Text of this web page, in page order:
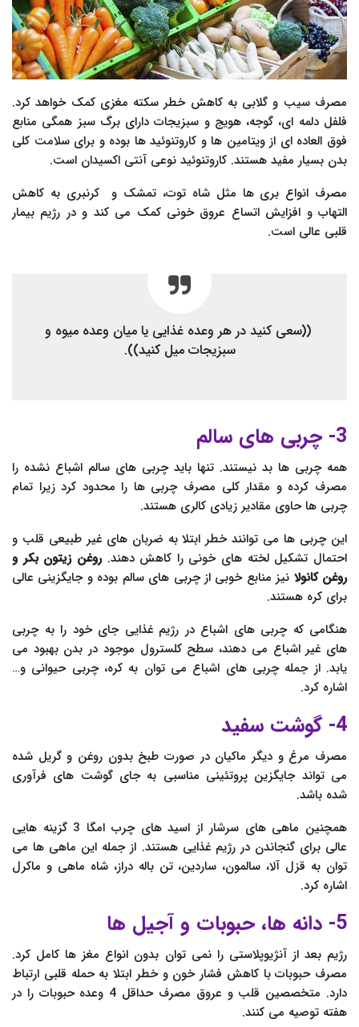
مصرف سیب و گلابی به کاهش خطر سکته مغزی کمک خواهد کرد.
فلفل دلمه ای، گوجه، هویج و سبزیجات دارای برگ سبز همگی منابع
فوق العاده ای از ویتامین ها و کاروتنوئید ها بوده و برای سلامت کلی
بدن بسیار مفید هستند. کاروتنوئید نوعی آنتی اکسیدان است.
مصرف انواع بری ها مثل شاه توت، تمشک و کرنبری به کاهش
التهاب و افزایش اتساع عروق خونی کمک می کند و در رژیم بیمار
قلبی عالی است.
((سعی کنید در هر وعده غذایی یا میان وعده میوه و
سبزیجات میل کنید)).
3- چربی های سالم
همه چربی ها بد نیستند. تنها باید چربی های سالم اشباع نشده را
مصرف کرده و مقدار کلی مصرف چربی ها را محدود کرد زیرا تمام
چربی ها حاوی مقادیر زیادی کالری هستند.
این چربی ها می توانند خطر ابتلا به ضربان های غیر طبیعی قلب و
احتمال تشکیل لخته های خونی را کاهش دهند.روغن زیتون بکر و
روغن کانولا نیز منابع خوبی از چربی های سالم بوده و جایگزینی عالی
برای کره هستند.
هنگامی که چربی های اشباع در رژیم غذایی جای خود را به چربی
های غیر اشباع می دهند، سطح کلسترول موجود در بدن بهبود می
یابد. از جمله چربی های اشباع می توان به کره، چربی حیوانی و…
اشاره کرد.
4- گوشت سفید
مصرف مرغ و دیگر ماکیان در صورت طبخ بدون روغن و گریل شده
می تواند جایگزین پروتئینی مناسبی به جای گوشت های فرآوری
شده باشد.
همچنین ماهی های سرشار از اسید های چرب امگا 3 گزینه هایی
عالی برای گنجاندن در رژیم غذایی هستند. از جمله این ماهی ها می
توان به قزل آلا، سالمون، ساردین، تن باله دراز، شاه ماهی و ماکرل
اشاره کرد.
5- دانه ها، حبوبات و آجیل ها
رژیم بعد از آنژیوپلاستی را نمی توان بدون انواع مغز ها کامل کرد.
مصرف حبوبات با کاهش فشار خون و خطر ابتلا به حمله قلبی ارتباط
دارد. متخصصین قلب و عروق مصرف حداقل 4 وعده حبوبات را در
هفته توصیه می کنند.